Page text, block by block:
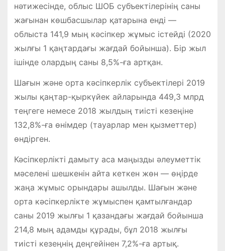
нәтижесінде, облыс ШОБ субъектілерінің саны
жағынан көшбасшылар қатарына енді —
облыста 141,9 мың кәсіпкер жұмыс істейді (2020
жылғы 1 қаңтардағы жағдай бойынша). Бір жыл
ішінде олардың саны 8,5%-ға артқан.
Шағын және орта кәсіпкерлік субъектілері 2019
жылы қаңтар-қыркүйек айларында 449,3 млрд
теңгеге немесе 2018 жылдың тиісті кезеңіне
132,8%-ға өнімдер (тауарлар мен қызметтер)
өндірген.
Кәсіпкерлікті дамыту аса маңызды әлеуметтік
мәселені шешкенін айта кеткен жөн — өңірде
жаңа жұмыс орындары ашылды. Шағын және
орта кәсіпкерлікте жұмыспен қамтылғандар
саны 2019 жылғы 1 қазандағы жағдай бойынша
214,8 мың адамды құрады, бұл 2018 жылғы
тиісті кезеңнің деңгейінен 7,2%-ға артық.